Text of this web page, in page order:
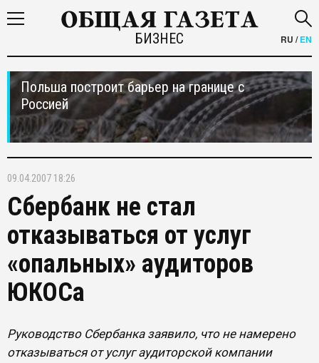
БИЗНЕС RU /EN
Польша построит барьер на границе с
Россией
09.04.2007 18:26
Сбербанк не стал
отказываться от услуг
«опальных» аудиторов
ЮКОСа
Руководство Сбербанка заявило, что не намерено
отказываться от услуг аудиторской компании